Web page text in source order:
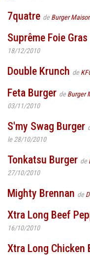
7quatre de Burger
Suprême Foie
18/12/2010
Double Krunch de
Feta Burger de Burger
03/11/2010
S'my Swag Burger
le 28/10/2010
Tonkatsu Burger de
27/10/2010
Mighty Brennan de
Xtra Long Beef
16/10/2010
Xtra Long Chicken